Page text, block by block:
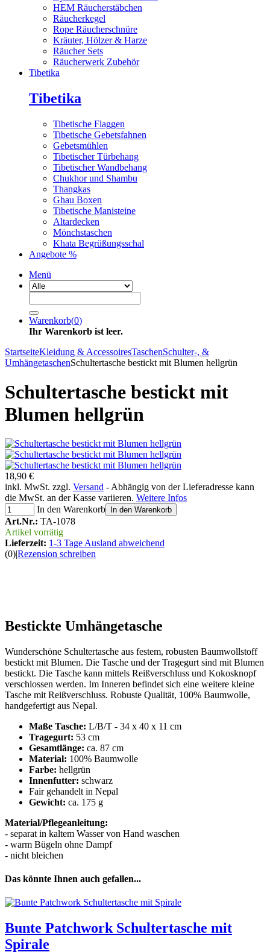
HEM Räucherstäbchen
Räucherkegel
Rope Räucherschnüre
Kräuter, Hölzer & Harze
Räucher Sets
Räucherwerk Zubehör
Tibetika
Tibetika
Tibetische Flaggen
Tibetische Gebetsfahnen
Gebetsmühlen
Tibetischer Türbehang
Tibetischer Wandbehang
Chukhor und Shambu
Thangkas
Ghau Boxen
Tibetische Manisteine
Altardecken
Mönchstaschen
Khata Begrüßungsschal
Angebote %
Menü
Warenkorb(0)
Ihr Warenkorb ist leer.
StartseiteKleidung & AccessoiresTaschenSchulter-, &
UmhängetaschenSchultertasche bestickt mit Blumen hellgrün
Schultertasche bestickt mit
Blumen hellgrün
18,90 €
inkl. MwSt. zzgl. Versand - Abhängig von der Lieferadresse kann
die MwSt. an der Kasse variieren. Weitere Infos
In den Warenkorb
In den Warenkorb
Art.Nr.: TA-1078
Artikel vorrätig
Lieferzeit: 1-3 Tage Ausland abweichend
(0)|Rezension schreiben
Bestickte Umhängetasche
Wunderschöne Schultertasche aus festem, robusten Baumwollstoff
bestickt mit Blumen. Die Tasche und der Tragegurt sind mit Blumen
bestickt. Die Tasche kann mittels Reißverschluss und Kokosknopf
verschlossen werden. Im Inneren befindet sich eine weitere kleine
Tasche mit Reißverschluss. Robuste Qualität, 100% Baumwolle,
handgefertigt aus Nepal.
Maße Tasche: L/B/T - 34 x 40 x 11 cm
Tragegurt: 53 cm
Gesamtlänge: ca. 87 cm
Material: 100% Baumwolle
Farbe: hellgrün
Innenfutter: schwarz
Fair gehandelt in Nepal
Gewicht: ca. 175 g
Material/Pflegeanleitung:
- separat in kaltem Wasser von Hand waschen
- warm Bügeln ohne Dampf
- nicht bleichen
Das könnte Ihnen auch gefallen...
Bunte Patchwork Schultertasche mit
Spirale